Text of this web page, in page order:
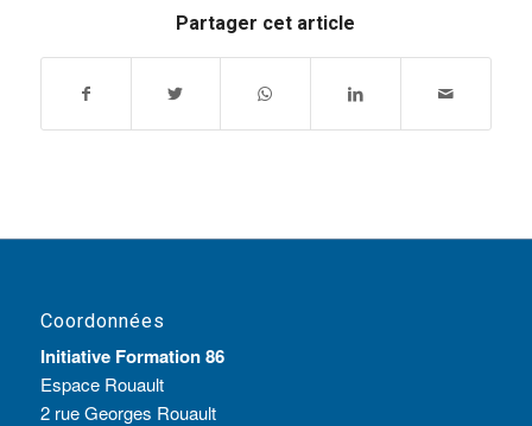
Partager cet article
Coordonnées
Initiative Formation 86
Espace Rouault
2 rue Georges Rouault